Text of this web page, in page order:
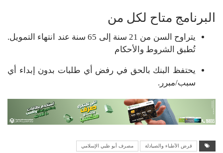
البرنامج متاح لكل من
يتراوح السن من 21 سنة إلى 65 سنة عند انتهاء التمويل.
تُطبق الشروط والأحكام
يحتفظ البنك بالحق في رفض أي طلبات بدون إبداء أي
سبب/مبرر.
قرض الأطباء والصيادلة مصرف أبو ظبي الإسلامي